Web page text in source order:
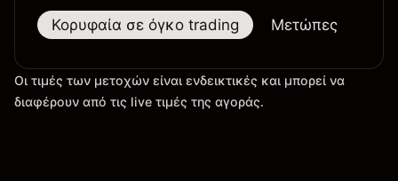
Κορυφαία σε όγκο trading Μετώπες
Οι τιμές των μετοχών είναι ενδεικτικές και μπορεί να
διαφέρουν από τις live τιμές της αγοράς.